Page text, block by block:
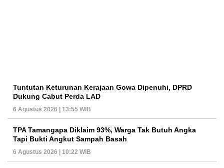
Tuntutan Keturunan Kerajaan Gowa Dipenuhi, DPRD
Dukung Cabut Perda LAD
6 Agustus 2026 | 13:55 WIB
TPA Tamangapa Diklaim 93%, Warga Tak Butuh Angka
Tapi Bukti Angkut Sampah Basah
6 Agustus 2026 | 10:22 WIB